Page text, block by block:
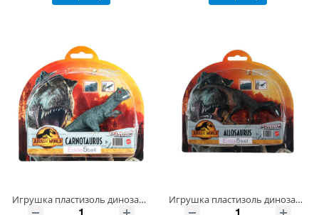
Игрушка пластизоль динозавр на блистере Артикул ZY1211092-1-B-PUR ШтрихКод 4660254469297 Игрушка пластизоль динозавр на блистере Артикул ZY1211092-2-B-PUR ШтрихКод 4660254469310